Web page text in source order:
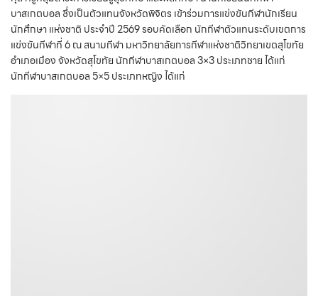
บาสเกตบอล ซึ่งเป็นตัวแทนจังหวัดพิจิตร เข้าร่วมการแข่งขันกีฬานักเรียน
นักศึกษา แห่งชาติ ประจำปี 2569 รอบคัดเลือก นักกีฬาตัวแทนระดับเขตการ
แข่งขันกีฬาที่ 6 ณ สนามกีฬา มหาวิทยาลัยการกีฬาแห่งชาติวิทยาเขตสุโขทัย
อำเภอเมือง จังหวัดสุโขทัย นักกีฬาบาสเกตบอล 3×3 ประเภทชาย ได้แก่
นักกีฬาบาสเกตบอล 5×5 ประเภทหญิง ได้แก่